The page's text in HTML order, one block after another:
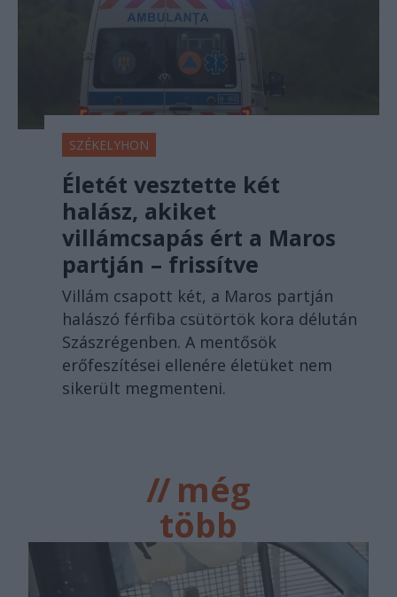
SZÉKELYHON
Életét vesztette két
halász, akiket
villámcsapás ért a Maros
partján – frissítve
Villám csapott két, a Maros partján
halászó férfiba csütörtök kora délután
Szászrégenben. A mentősök
erőfeszítései ellenére életüket nem
sikerült megmenteni.
//még
több
főtér.ro